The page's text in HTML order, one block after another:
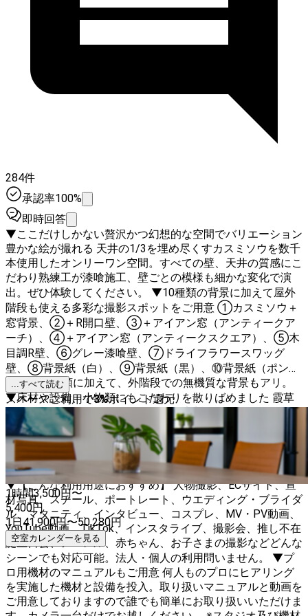
284件
承認率100%
即時回答
▼ここだけしかない贅沢かつ幻想的な空間でバリエーション
豊かな絵が撮れる 天井の1/3を埋め尽くすカスミソウを数千
本使用したオンリーワン空間。すべての壁、天井の質感にこ
だわり熟練工が漆喰施工、壁ごとの模様も細かな変化で演
出。ぜひ体験してください。 ▼10種類の背景に加えて屋外
階段も使える多彩な撮影スポットをご用意 ①カスミソウ＋
窓背景、②＋R開口壁、③＋アイアン窓（アンティークア
ーチ）、④＋アイアン窓（アンティークスクエア）、⑤木
目調R壁、⑥グレー漆喰壁、⑦ドライフラワースワッグ
壁、⑧背景紙（白）、⑨背景紙（黒）、⑩背景紙（ポンジ
ー）の10種類に加えて、外階段での無機質な背景もアリ。
▼床材や設備、小物類にもこだわりを散りばめました 霞草
エリアにはカフェ板、その他は全て大判600角総タイル張
り。空間ごとに選べるよう2人掛けウッドベンチやチャーチ
チェア、グレーのヴィンテージチェア、アルミニウムネイビ
ーチェアを用意。アーティフィシャルフラワーを贅沢に使用
したスワッグは当スタジオだけで使える完全オリジナル。
▼【こんな利用用途におすすめ】 人物撮影、ECサイト、宣
材写真、スチール、ポートレート、ウエディング・ブライダ
ル、マタニティ、インタビュー、コスプレ、MV・PV動画、
YouTube動画、TikTok、インスタライブ、撮影会、推し不在
誕生日会、アパレル、赤ちゃん、お子さまの撮影などどんな
シーンでも対応可能。法人・個人の利用問いません。 ▼プ
ロ用機材のマニュアルもご用意 何人ものプロにヒアリング
を実施した機材と設備を投入。取り扱いマニュアルと動画を
ご用意しておりますので誰でも簡単にお取り扱いいただけま
...すべて読む
スペースご利用で3%ポイント還元
1時間3,500円〜
5,400円
1日41,900円〜50,280円
空室カレンダーを見る